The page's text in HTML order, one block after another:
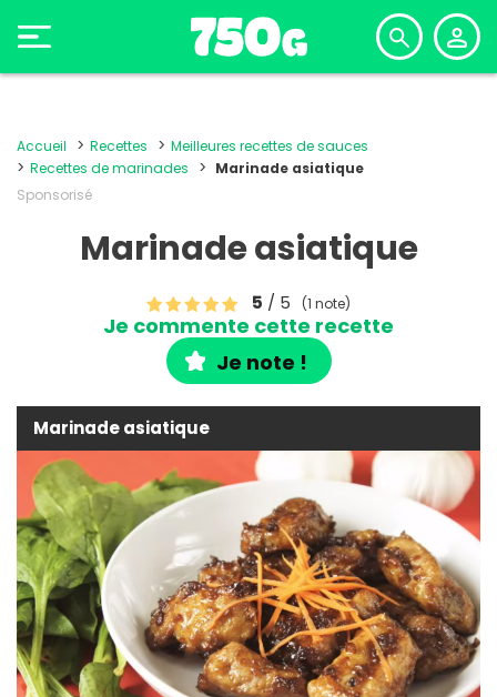
Accueil Recettes
Meilleures recettes de sauces
Recettes de marinades
Marinade asiatique
Sponsorisé
Marinade asiatique
5 / 5 (1 note)
Je commente cette recette
Je note !
Marinade asiatique